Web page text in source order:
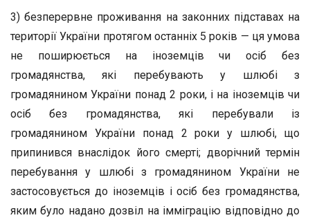
3) безперервне проживання на законних підставах на
території України протягом останніх 5 років — ця умова
не поширюється на іноземців чи осіб без
громадянства, які перебувають у шлюбі з
громадянином України понад 2 роки, і на іноземців чи
осіб без громадянства, які перебували із
громадянином України понад 2 роки у шлюбі, що
припинився внаслідок його смерті; дворічний термін
перебування у шлюбі з громадянином України не
застосовується до іноземців і осіб без громадянства,
яким було надано дозвіл на імміграцію відповідно до